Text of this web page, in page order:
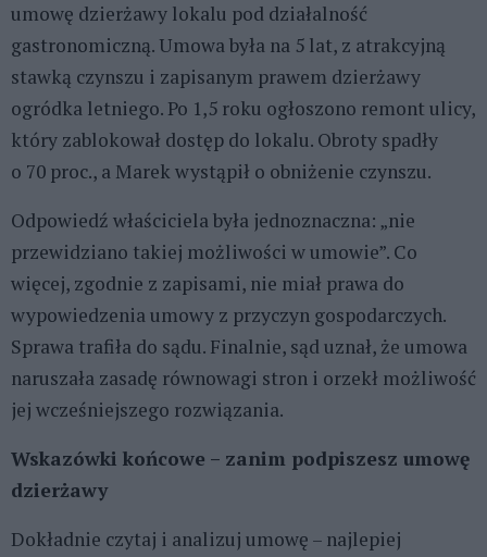
umowę dzierżawy lokalu pod działalność
gastronomiczną. Umowa była na 5 lat, z atrakcyjną
stawką czynszu i zapisanym prawem dzierżawy
ogródka letniego. Po 1,5 roku ogłoszono remont ulicy,
który zablokował dostęp do lokalu. Obroty spadły
o 70 proc., a Marek wystąpił o obniżenie czynszu.
Odpowiedź właściciela była jednoznaczna: „nie
przewidziano takiej możliwości w umowie”. Co
więcej, zgodnie z zapisami, nie miał prawa do
wypowiedzenia umowy z przyczyn gospodarczych.
Sprawa trafiła do sądu. Finalnie, sąd uznał, że umowa
naruszała zasadę równowagi stron i orzekł możliwość
jej wcześniejszego rozwiązania.
Wskazówki końcowe – zanim podpiszesz umowę
dzierżawy
Dokładnie czytaj i analizuj umowę – najlepiej